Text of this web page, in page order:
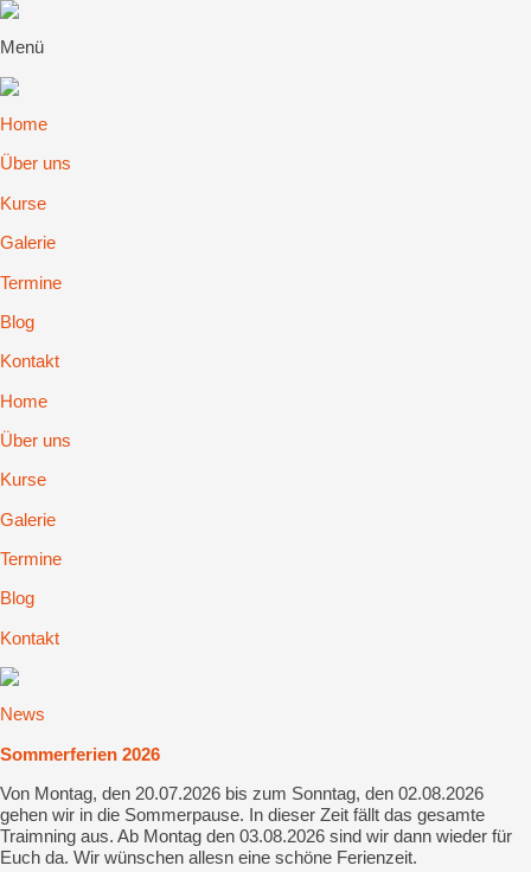
Menü
Home
Über uns
Kurse
Galerie
Termine
Blog
Kontakt
Home
Über uns
Kurse
Galerie
Termine
Blog
Kontakt
News
Sommerferien 2026
Von Montag, den 20.07.2026 bis zum Sonntag, den 02.08.2026
gehen wir in die Sommerpause. In dieser Zeit fällt das gesamte
Traimning aus. Ab Montag den 03.08.2026 sind wir dann wieder für
Euch da. Wir wünschen allesn eine schöne Ferienzeit.